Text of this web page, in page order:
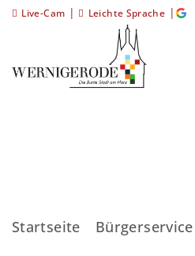
Live-Cam | Leichte Sprache |
Startseite Bürgerservice